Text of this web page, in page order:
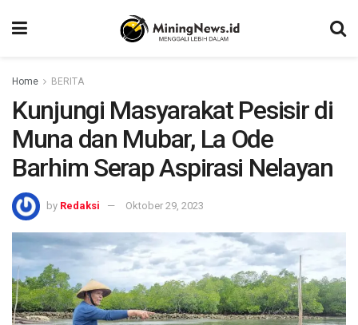
Home BERITA
Kunjungi Masyarakat Pesisir di
Muna dan Mubar, La Ode
Barhim Serap Aspirasi Nelayan
by Redaksi Oktober 29, 2023